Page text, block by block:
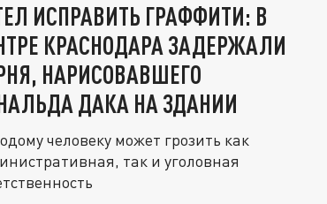
ИСПРАВИТЬ ГРАФФИТИ: В
КРАСНОДАРА ЗАДЕРЖАЛИ
НАРИСОВАВШЕГО
ДАКА НА ЗДАНИИ
человеку может грозить как
так и уголовная